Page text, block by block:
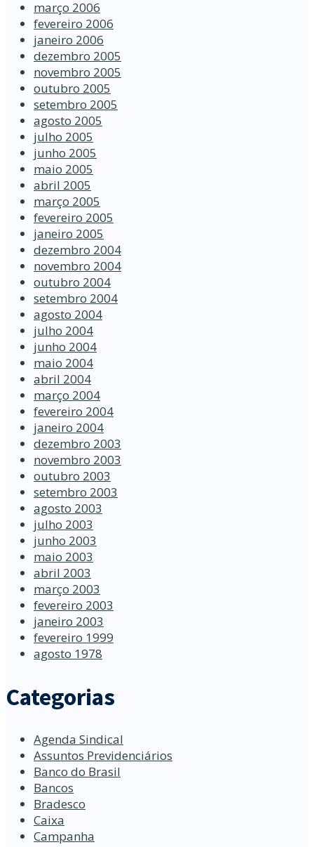
março 2006
fevereiro 2006
janeiro 2006
dezembro 2005
novembro 2005
outubro 2005
setembro 2005
agosto 2005
julho 2005
junho 2005
maio 2005
abril 2005
março 2005
fevereiro 2005
janeiro 2005
dezembro 2004
novembro 2004
outubro 2004
setembro 2004
agosto 2004
julho 2004
junho 2004
maio 2004
abril 2004
março 2004
fevereiro 2004
janeiro 2004
dezembro 2003
novembro 2003
outubro 2003
setembro 2003
agosto 2003
julho 2003
junho 2003
maio 2003
abril 2003
março 2003
fevereiro 2003
janeiro 2003
fevereiro 1999
agosto 1978
Categorias
Agenda Sindical
Assuntos Previdenciários
Banco do Brasil
Bancos
Bradesco
Caixa
Campanha